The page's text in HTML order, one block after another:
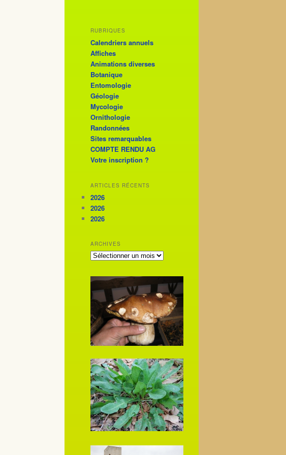
RUBRIQUES
Calendriers annuels
Affiches
Animations diverses
Botanique
Entomologie
Géologie
Mycologie
Ornithologie
Randonnées
Sites remarquables
COMPTE RENDU AG
Votre inscription ?
ARTICLES RÉCENTS
2026
2026
2026
ARCHIVES
ARCHIVES